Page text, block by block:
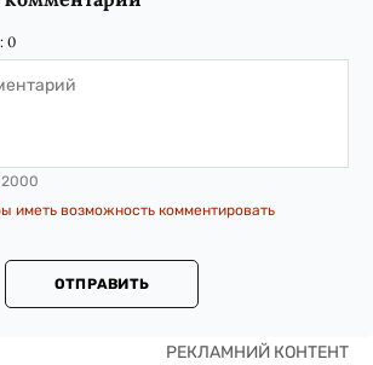
0
2000
иметь возможность комментировать
ОТПРАВИТЬ